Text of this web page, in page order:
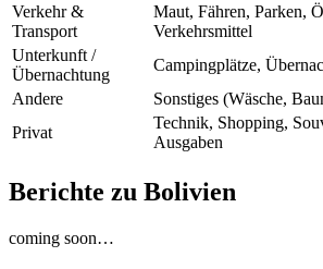
Verkehr &
Transport
Maut, Fähren, Parken,
Verkehrsmittel
Unterkunft /
Übernachtung
Campingplätze,
Andere
Sonstiges (Wäsche,
Privat
Technik, Shopping,
Ausgaben
Berichte zu Bolivien
coming soon…